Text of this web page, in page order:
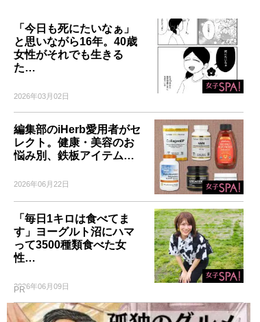
「今日も死にたいなぁ」
と思いながら16年。40歳
女性がそれでも生きる
た…
2026年03月02日
編集部のiHerb愛用者がセ
レクト。健康・美容のお
悩み別、鉄板アイテム…
2026年06月22日
「毎日1キロは食べてま
す」ヨーグルト沼にハマ
って3500種類食べた女
性…
2026年06月09日
PR